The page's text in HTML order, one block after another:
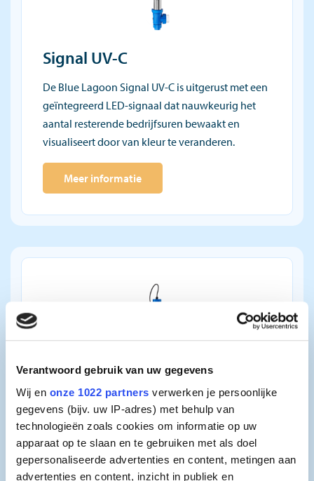
Verantwoord gebruik van uw gegevens
Wij en onze 1022 partners verwerken je persoonlijke
gegevens (bijv. uw IP-adres) met behulp van
technologieën zoals cookies om informatie op uw
apparaat op te slaan en te gebruiken met als doel
gepersonaliseerde advertenties en content, metingen aan
advertenties en content, inzicht in publiek en
Signal UV-C
De Blue Lagoon Signal UV-C is uitgerust met een
geïntegreerd LED-signaal dat nauwkeurig het
aantal resterende bedrijfsuren bewaakt en
visualiseert door van kleur te veranderen.
Meer informatie
Copper Ionizer UV-C